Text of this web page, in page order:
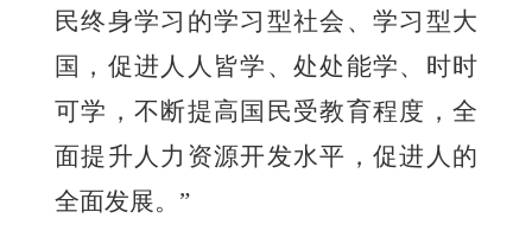
民终身学习的学习型社会、学习型大
国，促进人人皆学、处处能学、时时
可学，不断提高国民受教育程度，全
面提升人力资源开发水平，促进人的
全面发展。”